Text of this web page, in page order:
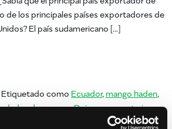
de los principales países exportadores de
El país sudamericano […]
Etiquetado como Ecuador, mango haden,
de mango Deja un comentarioen